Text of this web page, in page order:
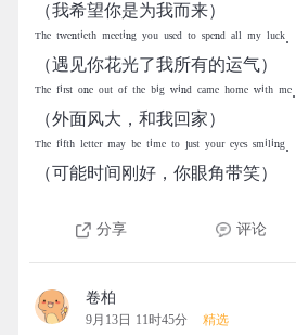
（我希望你是为我而来）
ᵀʰᵉ ᵗʷᵉⁿᵗⁱᵉᵗʰ ᵐᵉᵉᵗⁱⁿᵍ ʸᵒᵘ ᵘˢᵉᵈ ᵗᵒ ˢᵖᵉⁿᵈ ᵃˡˡ ᵐʸ ˡᵘᶜᵏ.
（遇见你花光了我所有的运气）
ᵀʰᵉ ᶠⁱʳˢᵗ ᵒⁿᵉ ᵒᵘᵗ ᵒᶠ ᵗʰᵉ ᵇⁱᵍ ʷⁱⁿᵈ ᶜᵃᵐᵉ ʰᵒᵐᵉ ʷⁱᵗʰ ᵐᵉ.
（外面风大，和我回家）
ᵀʰᵉ ᶠⁱᶠᵗʰ ˡᵉᵗᵗᵉʳ ᵐᵃʸ ᵇᵉ ᵗⁱᵐᵉ ᵗᵒ ʲᵘˢᵗ ʸᵒᵘʳ ᵉʸᵉˢ ˢᵐⁱˡⁱⁿᵍ.
（可能时间刚好，你眼角带笑）
分享 评论
卷柏
9月13日 11时45分 精选